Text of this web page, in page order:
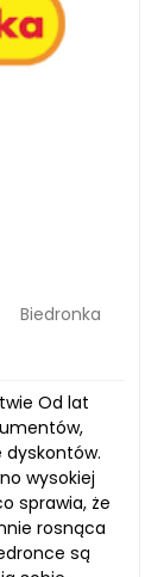
Biedronka
Od lat
wysokiej
sprawia, że
rosnąca
są